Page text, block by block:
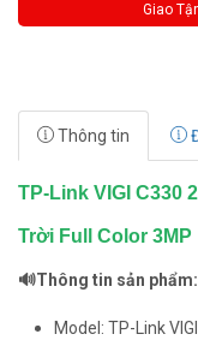
Giao
Thông tin
TP-Link VIGI C330
Trời Full Color 3MP
🔊Thông tin sản phẩm:
Model: TP-Link